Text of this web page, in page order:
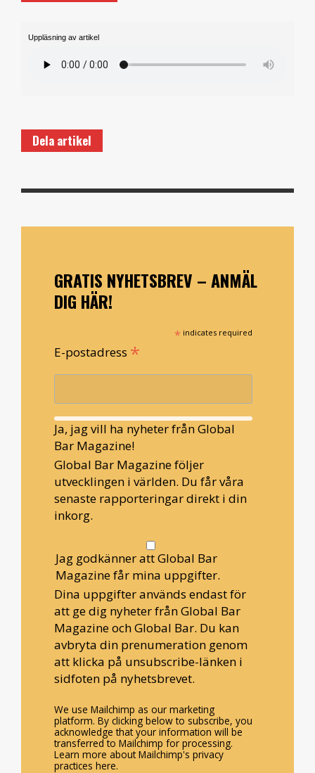
Uppläsning av artikel
Dela artikel
GRATIS NYHETSBREV – ANMÄL
DIG HÄR!
* indicates required
E-postadress *
Ja, jag vill ha nyheter från Global
Bar Magazine!
Global Bar Magazine följer
utvecklingen i världen. Du får våra
senaste rapporteringar direkt i din
inkorg.
Jag godkänner att Global Bar
Magazine får mina uppgifter.
Dina uppgifter används endast för
att ge dig nyheter från Global Bar
Magazine och Global Bar. Du kan
avbryta din prenumeration genom
att klicka på unsubscribe-länken i
sidfoten på nyhetsbrevet.
We use Mailchimp as our marketing
platform. By clicking below to subscribe, you
acknowledge that your information will be
transferred to Mailchimp for processing.
Learn more about Mailchimp's privacy
practices here.